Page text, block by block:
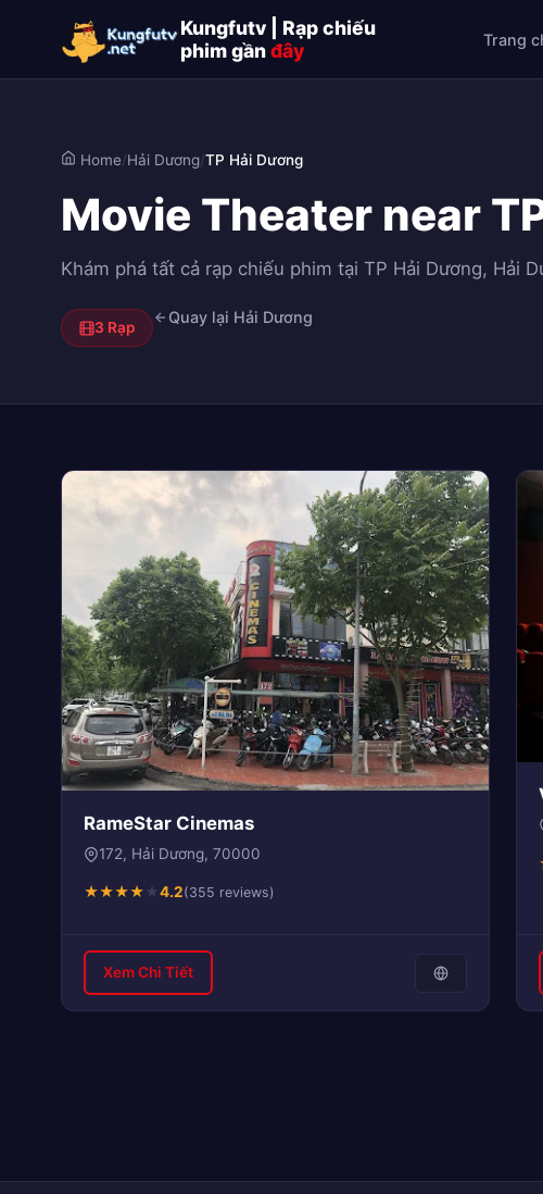
Kungfutv | Rạp chiếu
phim gầnđây Trang
Home/Hải Dương/TP Hải Dương
Movie Theater near
Khám phá tất cả rạp chiếu phim tại TP Hải Dương, Hải
3 Rạp
Quay lại Hải Dương
RameStar Cinemas
172, Hải Dương, 70000
★★★★★4.2(355 reviews)
Xem Chi Tiết